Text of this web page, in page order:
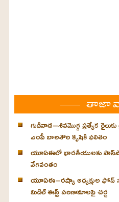
తాజా
గుడివాడ–శివమొగ్గ ప్రత్యేక
ఎంపీ బాలశౌరి కృషికి ఫలితం
యూఏఈలో భారతీయులకు
వేగవంతం
యూఏఈ–రష్యా అధ్యక్షుల
మిడిల్ ఈస్ట్ పరిణామాలపై చర్చ